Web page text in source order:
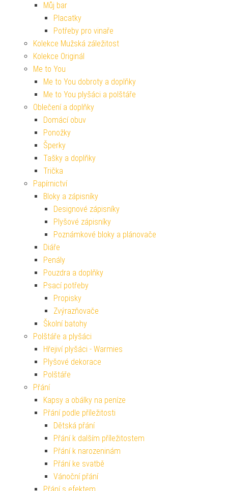
Můj bar
Placatky
Potřeby pro vinaře
Kolekce Mužská záležitost
Kolekce Originál
Me to You
Me to You dobroty a doplňky
Me to You plyšáci a polštáře
Oblečení a doplňky
Domácí obuv
Ponožky
Šperky
Tašky a doplňky
Trička
Papírnictví
Bloky a zápisníky
Designové zápisníky
Plyšové zápisníky
Poznámkové bloky a plánovače
Diáře
Penály
Pouzdra a doplňky
Psací potřeby
Propisky
Zvýrazňovače
Školní batohy
Polštáře a plyšáci
Hřejiví plyšáci - Warmies
Plyšové dekorace
Polštáře
Přání
Kapsy a obálky na peníze
Přání podle příležitosti
Dětská přání
Přání k dalším příležitostem
Přání k narozeninám
Přání ke svatbě
Vánoční přání